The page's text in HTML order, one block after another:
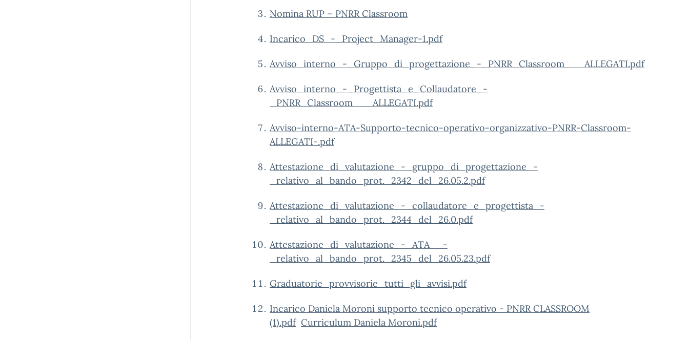
Nomina RUP – PNRR Classroom
Incarico_DS_-_Project_Manager-1.pdf
Avviso_interno_-_Gruppo_di_progettazione_-_PNRR_Classroom___ALLEGATI.pdf
Avviso_interno_-_Progettista_e_Collaudatore_-
_PNRR_Classroom___ALLEGATI.pdf
Avviso-interno-ATA-Supporto-tecnico-operativo-organizzativo-PNRR-Classroom-
ALLEGATI-.pdf
Attestazione_di_valutazione_-_gruppo_di_progettazione_-
_relativo_al_bando_prot._2342_del_26.05.2.pdf
Attestazione_di_valutazione_-_collaudatore_e_progettista_-
_relativo_al_bando_prot._2344_del_26.0.pdf
Attestazione_di_valutazione_-_ATA__-
_relativo_al_bando_prot._2345_del_26.05.23.pdf
Graduatorie_provvisorie_tutti_gli_avvisi.pdf
Incarico Daniela Moroni supporto tecnico operativo - PNRR CLASSROOM
(1).pdf Curriculum Daniela Moroni.pdf